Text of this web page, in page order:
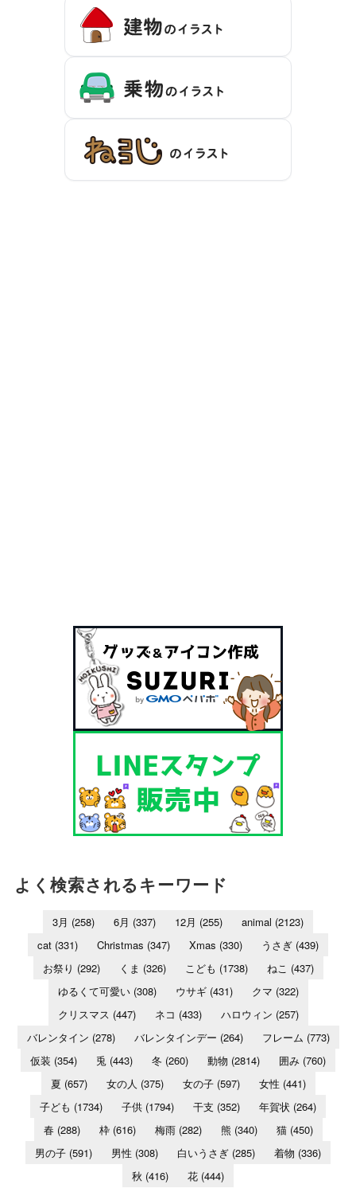
よく検索されるキーワード
3月 (258) 6月 (337) 12月 (255) animal (2123)
cat (331) Christmas (347) Xmas (330) うさぎ (439)
お祭り (292) くま (326) こども (1738) ねこ (437)
ゆるくて可愛い(308) ウサギ(431) クマ (322)
クリスマス (447) ネコ (433) ハロウィン (257)
バレンタイン (278) バレンタインデー (264) フレーム (773)
仮装 (354) 兎 (443) 冬 (260) 動物 (2814) 囲み (760)
夏 (657) 女の人 (375) 女の子(597) 女性 (441)
子ども (1734) 子供 (1794) 干支 (352) 年賀状 (264)
春(288) 枠(616) 梅雨(282) 熊 (340) 猫(450)
男の子 (591) 男性 (308) 白いうさぎ (285) 着物 (336)
秋 (416) 花 (444)